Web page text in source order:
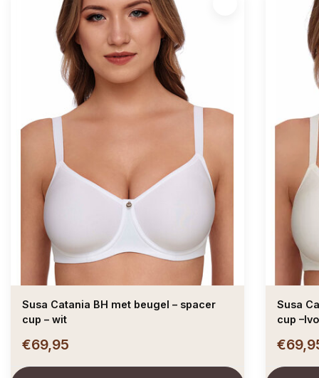
Susa Catania BH met beugel – spacer
cup – wit
€69,95
Susa
cup